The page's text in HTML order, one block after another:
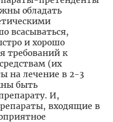
обладать
всасываться,
и хорошо
требований к
(их
на лечение в 2-3
быть
И,
входящие в